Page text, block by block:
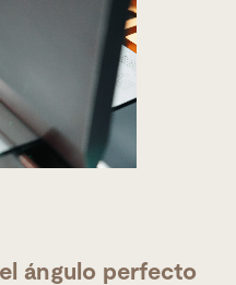
ángulo perfecto